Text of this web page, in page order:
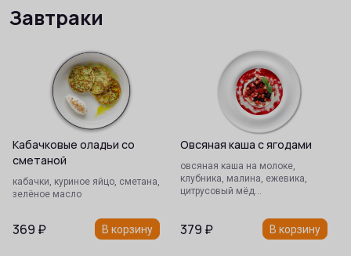
Завтраки
Завтраки
Кабачковые оладьи со
сметаной
кабачки, куриное яйцо, сметана,
зелёное масло
369 ₽ В корзину
Овсяная каша с ягодами
овсяная каша на молоке,
клубника, малина, ежевика,
цитрусовый мёд…
379 ₽ В корзину